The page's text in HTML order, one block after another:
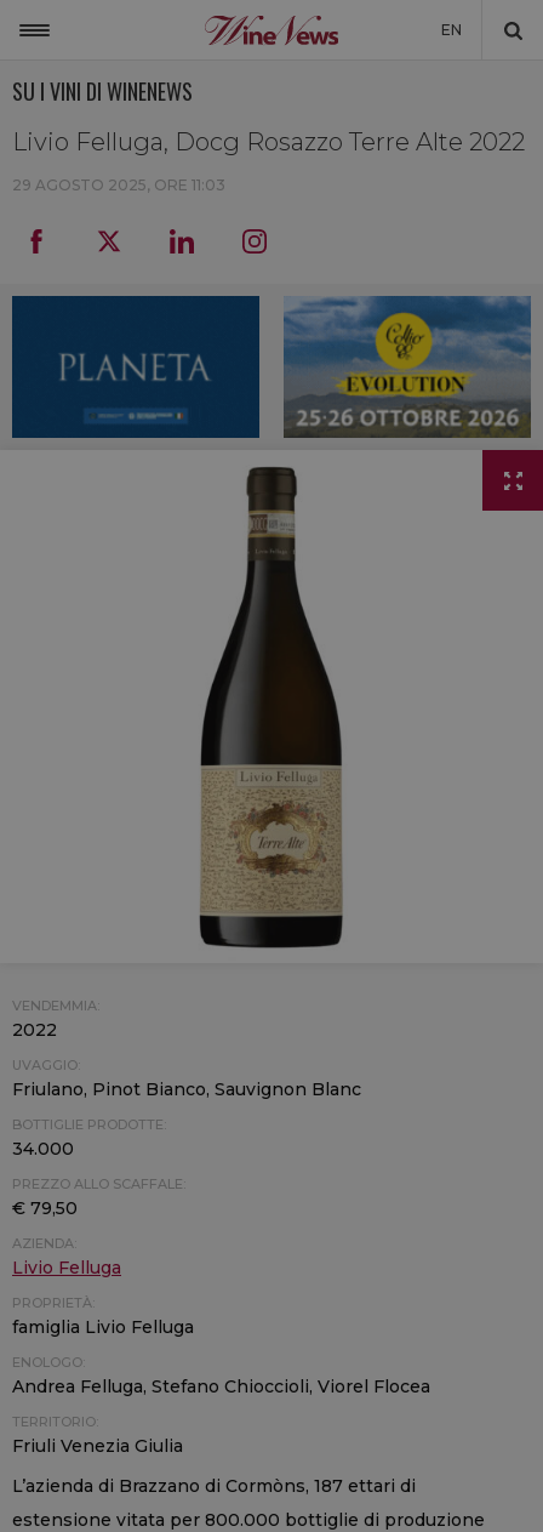
EN
MONDO
NON SOLO VINO
NEWSLETTER
DICONO DI NOI
SU I VINI DI WINENEWS
Livio Felluga, Docg Rosazzo Terre Alte 2022
29 AGOSTO 2025, ORE 11:03
VENDEMMIA:
2022
UVAGGIO:
Friulano, Pinot Bianco, Sauvignon Blanc
BOTTIGLIE PRODOTTE:
34.000
PREZZO ALLO SCAFFALE:
€ 79,50
AZIENDA:
Livio Felluga
PROPRIETÀ:
famiglia Livio Felluga
ENOLOGO:
Andrea Felluga, Stefano Chioccioli, Viorel Flocea
TERRITORIO:
Friuli Venezia Giulia
L’azienda di Brazzano di Cormòns, 187 ettari di
estensione vitata per 800.000 bottiglie di produzione